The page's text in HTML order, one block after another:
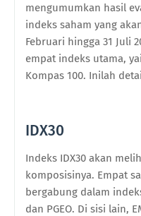
mengumumkan hasil
indeks saham yang
Februari hingga 31 Juli
empat indeks utama,
Kompas 100. Inilah
IDX30
Indeks IDX30 akan
komposisinya. Empat
bergabung dalam
dan PGEO. Di sisi lain,